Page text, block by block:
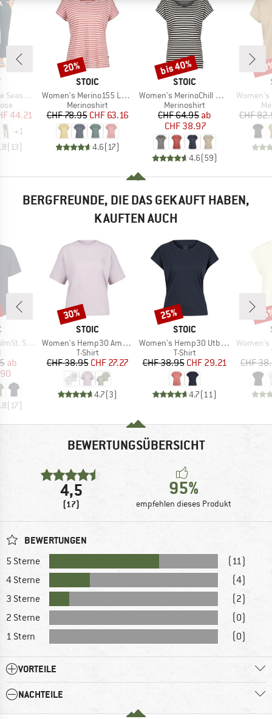
Trousers
Preis
44.21
+1
( 13)
MARKE
STOIC
Artikel
Women's Merino155 LaholmSt. Loose Shirt Striped
Produktgruppe
Merinoshirt
Preis
CHF 78.95reduzierter Preis
CHF 63.16
4.6( 17)
Rabatt
20%
MARKE
STOIC
Artikel
Women's MerinoChill MMXX. Göteborg Loose Tee St
Produktgruppe
Merinoshirt
Preis
CHF 64.95reduzierter Preis
ab
CHF 38.97
4.6(59)
Rabatt
bis 40%
Artikel
Women's
CHF
BERGFREUNDE, DIE DAS GEKAUFT HABEN,
KAUFTEN AUCH
S/S Shirt
Preis
ab
(17)
MARKE
STOIC
Artikel
Women's Hemp30 AmalSt. Backprint Tee
Produktgruppe
T-Shirt
Preis
CHF 38.95reduzierter Preis
CHF 27.27
4.7(3)
Rabatt
30%
MARKE
STOIC
Artikel
Women's Hemp30 UtbySt. Loose Tee
Produktgruppe
T-Shirt
Preis
CHF 38.95reduzierter Preis
CHF 29.21
4.7(11 )
Rabatt
25%
Artikel
Women's
CHF
BEWERTUNGSÜBERSICHT
4,5
(17)
95%
empfehlen dieses Produkt
BEWERTUNGEN
5 Sterne
(11)
4 Sterne
(4)
3 Sterne
(2)
2 Sterne
(0)
1 Stern
(0)
VORTEILE
NACHTEILE